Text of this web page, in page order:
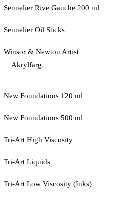
Sennelier Rive Gauche 200 ml
Sennelier Oil Sticks
Winsor & Newton Artist
Akrylfärg
New Foundations 120 ml
New Foundations 500 ml
Tri-Art High Viscosity
Tri-Art Liquids
Tri-Art Low Viscosity (Inks)